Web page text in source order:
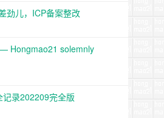
劲儿，ICP备案整改
Hongmao21 solemnly
录202209完全版